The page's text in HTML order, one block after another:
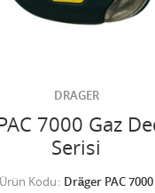
DRAGER
7000 Gaz
Serisi
Ürün Kodu Dräger PAC 7000